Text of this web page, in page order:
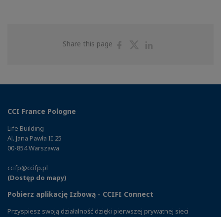
Share this page
ShareShare
CCI France Pologne
Life Building
Al. Jana Pawła II 25
00-854 Warszawa
ccifp@ccifp.pl
(Dostęp do mapy)
Pobierz aplikację Izbową - CCIFI Connect
Przyspiesz swoją działalność dzięki pierwszej prywatnej sieci